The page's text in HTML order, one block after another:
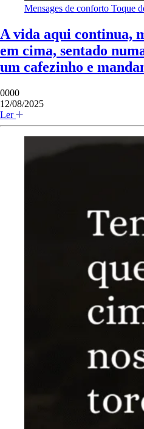
Mensages de conforto Toque
A vida aqui continua,
em cima, sentado
um cafezinho e
0000
12/08/2025
Ler